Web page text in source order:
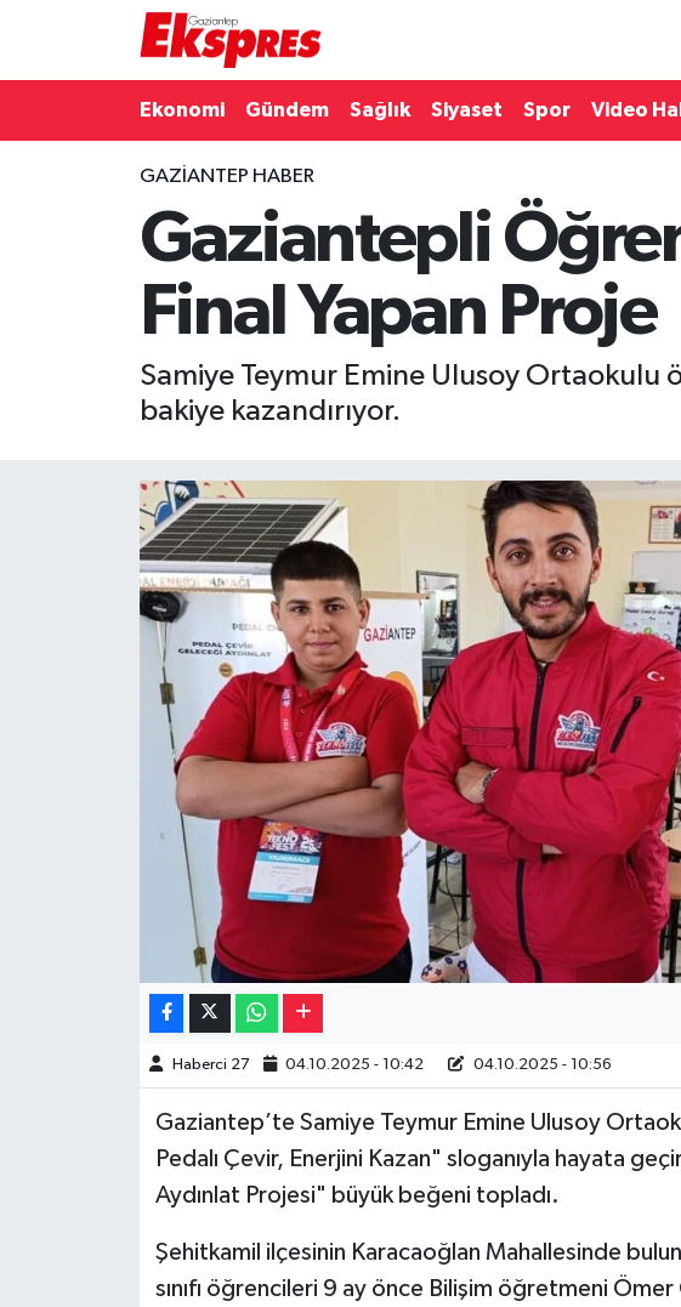
Ekonomi Gündem Sağlık Siyaset Spor Video
GAZIANTEP HABER
Gaziantepli
Final Yapan Proje
Samiye Teymur Emine Ulusoy
bakiye kazandırıyor.
Haberci 27 04.10.2025 - 10:42 04.10.2025 - 10:56
Gaziantep’te Samiye Teymur Emine Ulusoy
Pedalı Çevir, Enerjini Kazan" sloganıyla hayata
Aydınlat Projesi" büyük beğeni topladı.
Şehitkamil ilçesinin Karacaoğlan Mahallesinde
sınıfı öğrencileri 9 ay önce Bilişim öğretmeni
Gaziantep son dakika
Gündem
Haberler
Magazin
Resmi İlanlar
Sinemalar
Yeme-İçme
Puan Durumu ve Fikstür
Tüm Manşetler
Son Dakika Haberleri
Haber Arşivi